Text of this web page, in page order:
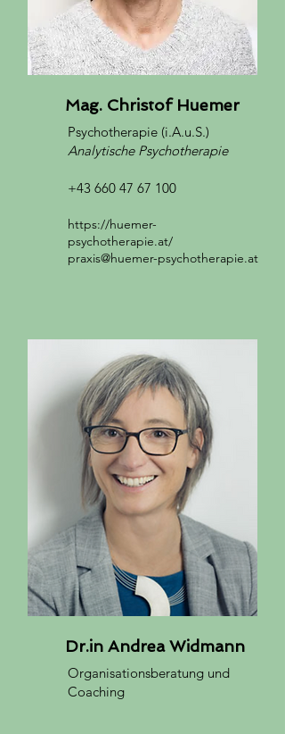
Mag. Christof Huemer
Psychotherapie (i.A.u.S.)
Analytische Psychotherapie
+43 660 47 67 100
https://huemer-
psychotherapie.at/
praxis@huemer-psychotherapie.at
Dr.in Andrea Widmann
Organisationsberatung und
Coaching